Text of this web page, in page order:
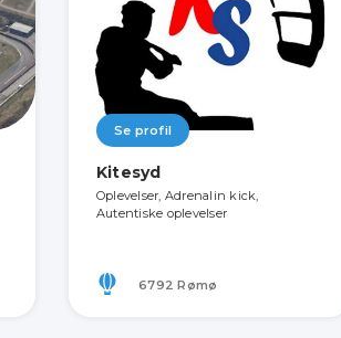
Se profil
Kitesyd
Oplevelser, Adrenalin kick,
Autentiske oplevelser
6792 Rømø